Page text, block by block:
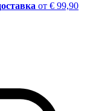
от € 99,90